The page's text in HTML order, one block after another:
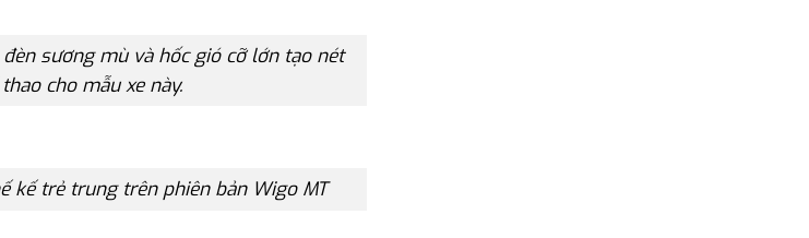
sương mù và hốc gió cỡ lớn tạo nét
cho mẫu xe này.
kế trẻ trung trên phiên bản Wigo MT